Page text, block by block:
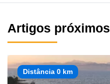
Artigos próximos
Distância 0 km